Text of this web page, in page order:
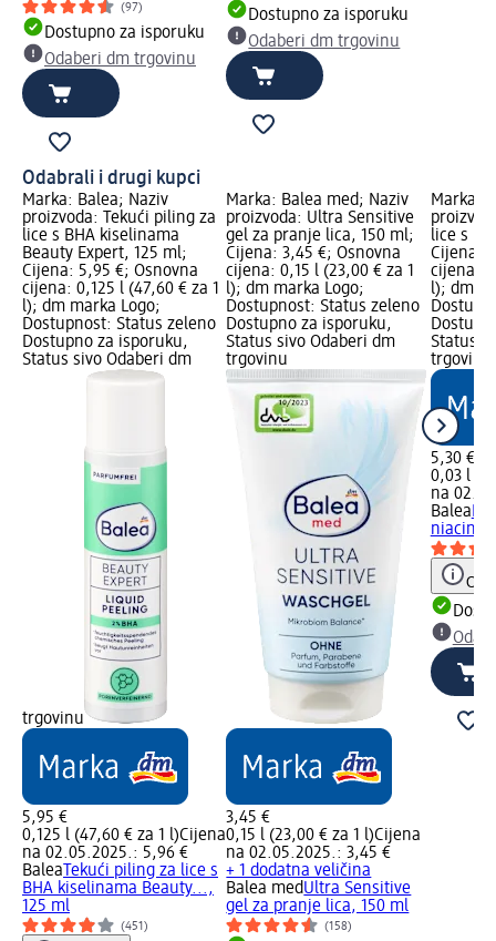
(97)
Dostupno za isporuku
Odaberi dm trgovinu
Dostupno za isporuku
Odaberi dm trgovinu
Odabrali i drugi kupci
Marka: Balea; Naziv
proizvoda: Tekući piling za
lice s BHA kiselinama
Beauty Expert, 125 ml;
Cijena: 5,95 €; Osnovna
cijena: 0,125 l (47,60 € za 1
l); dm marka Logo;
Dostupnost: Status zeleno
Dostupno za isporuku,
Status sivo Odaberi dm
trgovinu
5,95 €
0,125 l (47,60 € za 1 l)Cijena
na 02.05.2025.: 5,96 €
Balea Tekući piling za lice s
BHA kiselinama Beauty...,
125 ml
(451)
Marka: Balea med; Naziv
proizvoda: Ultra Sensitive
gel za pranje lica, 150 ml;
Cijena: 3,45 €; Osnovna
cijena: 0,15 l (23,00 € za 1
l); dm marka Logo;
Dostupnost: Status zeleno
Dostupno za isporuku,
Status sivo Odaberi dm
trgovinu
3,45 €
0,15 l (23,00 € za 1 l)Cijena
na 02.05.2025.: 3,45 €
+ 1 dodatna veličina
Balea medUltra Sensitive
gel za pranje lica, 150 ml
(158)
Marka:
lice s
Cijena:
cijena:
l); dm
Status
trgovinu
5,30 €
0,03 l
na
Balea